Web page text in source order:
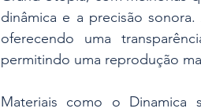
dinâmica e a precisão
oferecendo uma
permitindo uma reprodução
Materiais como o Dinamica